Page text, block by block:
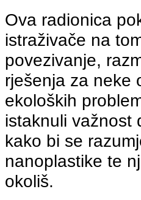
Ova radionica
istraživače na
povezivanje,
rješenja za neke
ekoloških
istaknuli važnost
kako bi se
nanoplastike te
okoliš.